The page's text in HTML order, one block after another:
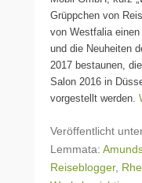
Grüppchen von
von Westfalia
und die Neuheiten
2017 bestaunen,
Salon 2016 in
vorgestellt werden.
Veröffentlicht
Lemmata:
Reiseblogger,